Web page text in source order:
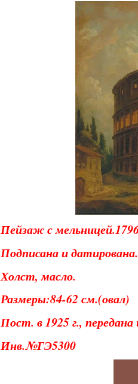
Пейзаж с
Подписана и датирована.
Холст, масло.
Размеры:84-62 см.(овал)
Пост. в 1925 г., передана
Инв.№ГЭ5300